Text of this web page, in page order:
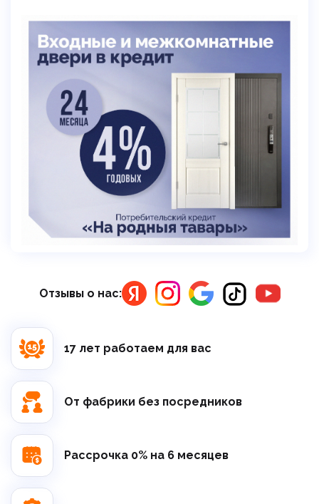
Отзывы о нас:
17 лет работаем для вас
От фабрики без посредников
Рассрочка 0% на 6 месяцев